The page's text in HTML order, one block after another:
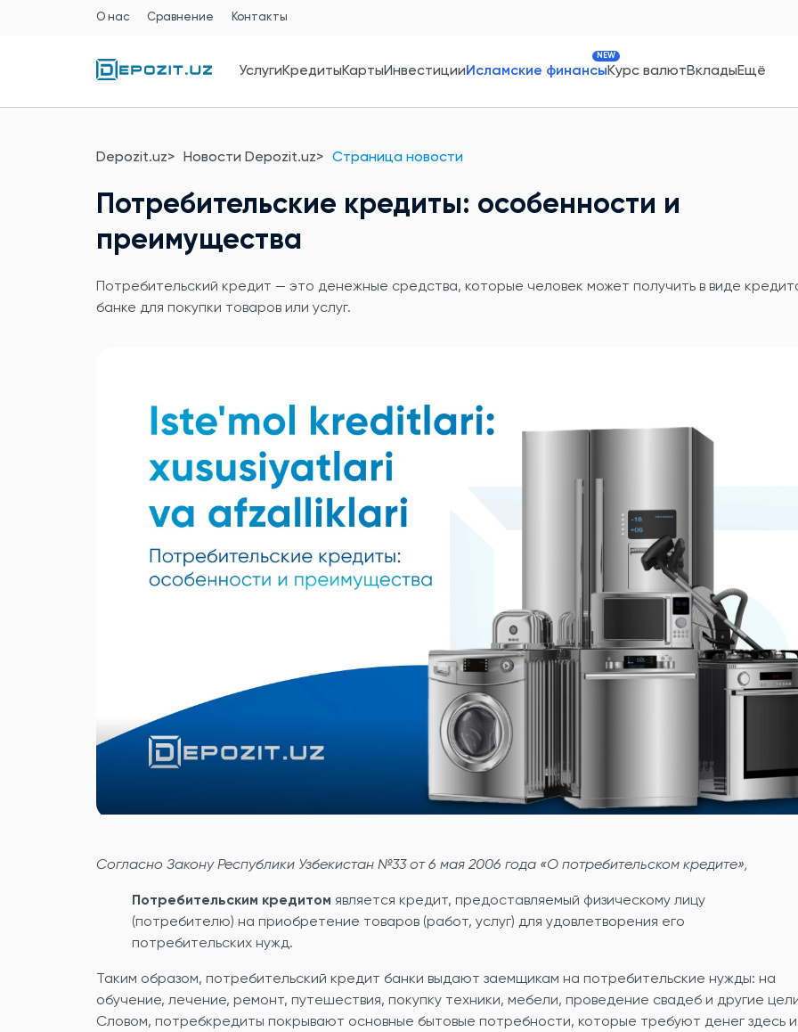
О нас Сравнение Контакты
УслугиКредитыКартыИнвестицииИсламские финансы
NEW
Курс валютВкладыЕщё
Depozit.uz Новости Depozit.uz Страница новости
Потребительские кредиты: особенности и
преимущества
Потребительский кредит — это денежные средства, которые человек может получить в виде
банке для покупки товаров или услуг.
Согласно Закону Республики Узбекистан №33 от 6 мая 2006 года «О потребительском кредите»,
Потребительским кредитом является кредит, предоставляемый физическому лицу
(потребителю) на приобретение товаров (работ, услуг) для удовлетворения его
потребительских нужд.
Таким образом, потребительский кредит банки выдают заемщикам на потребительские нужды: на
обучение, лечение, ремонт, путешествия, покупку техники, мебели, проведение свадеб и другие
Словом, потребкредиты покрывают основные бытовые потребности, которые требуют денег здесь и